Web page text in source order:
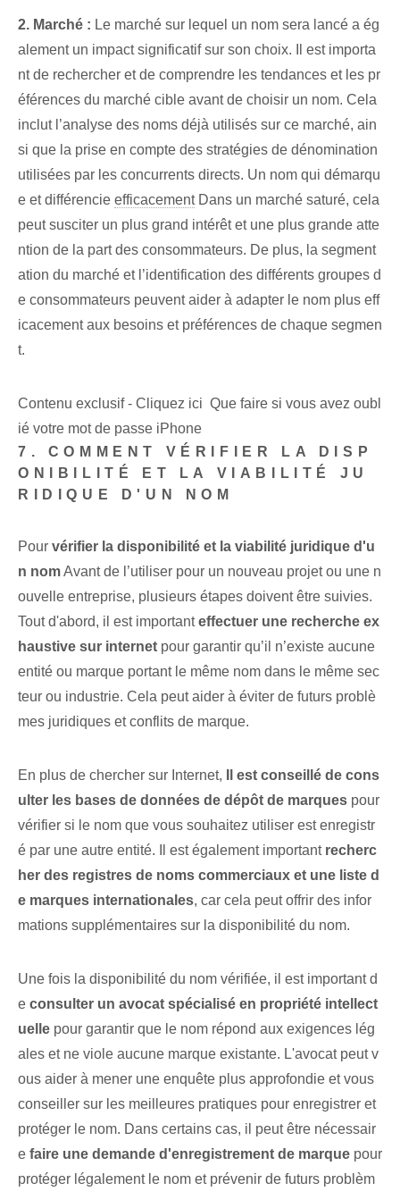
2. Marché : Le marché sur lequel un nom sera lancé a ég
alement un impact significatif sur son choix. Il est importa
nt de rechercher et de comprendre les tendances et les pr
éférences du marché cible avant de choisir un nom. Cela
inclut l’analyse des noms déjà utilisés sur ce marché, ain
si que la prise en compte des stratégies de dénomination
utilisées par les concurrents directs. Un nom qui démarqu
e et différencie⁤ efficacementDans un marché saturé, cela
peut susciter un plus grand intérêt et une plus grande atte
ntion de la part des consommateurs. De plus, la segment
ation du marché et l’identification des différents groupes d
e consommateurs peuvent aider à adapter le nom plus eff
icacement aux besoins et préférences de chaque segmen
t.
Contenu exclusif - Cliquez ici Que faire si vous avez oubl
ié votre mot de passe iPhone
7. COMMENT VÉRIFIER LA DISP
ONIBILITÉ ET LA VIABILITÉ JU
RIDIQUE D'UN NOM
Pour vérifier la disponibilité et la viabilité juridique d'u
n nomAvant de l’utiliser pour un nouveau projet ou une n
ouvelle entreprise, plusieurs étapes doivent être suivies.
Tout d'abord, il est importanteffectuer une recherche ex
haustive sur internet pour garantir qu’il n’existe aucune
entité ou marque portant le même nom dans le même sec
teur ou industrie. Cela peut aider à éviter de futurs problè
mes juridiques et conflits de marque.
En plus de chercher sur Internet,
Il est conseillé de cons
ulter les bases de données de dépôt de marques pour
vérifier si le nom que vous souhaitez utiliser est enregistr
é par une autre entité. Il est également important recherc
her des registres de noms commerciaux et une liste d
e marques internationales, ⁣car cela peut‍ offrir des infor
mations supplémentaires sur la ⁤disponibilité du nom.
Une fois la disponibilité du nom vérifiée, il est important d
e consulter un avocat spécialisé en propriété intellect
uelle pour garantir que le nom répond aux exigences lég
ales et ne viole aucune marque existante. L'avocat peut v
ous aider à mener une enquête plus approfondie et vous
conseiller sur les meilleures pratiques pour enregistrer et
protéger le nom. Dans certains cas, il peut être nécessair
e faire une demande d'enregistrement de marque pour
protéger légalement le nom et prévenir de futurs problèm